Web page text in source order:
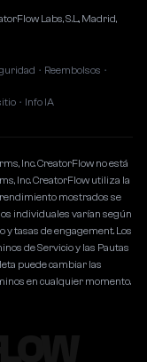
Labs, S.L., Madrid,
• Reembolsos •
• Info IA
Inc. CreatorFlow no está
Inc. CreatorFlow utiliza la
mostrados se
individuales varían según
y tasas de engagement. Los
de Servicio y las Pautas
puede cambiar las
en cualquier momento.